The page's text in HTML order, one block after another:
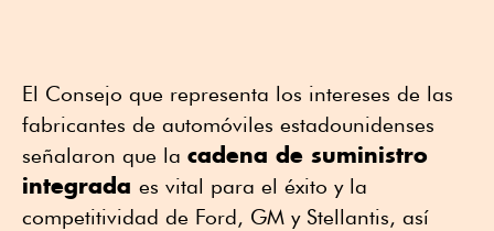
El Consejo que representa los intereses de las
fabricantes de automóviles estadounidenses
señalaron que la cadena de suministro
integrada es vital para el éxito y la
competitividad de Ford, GM y Stellantis, así